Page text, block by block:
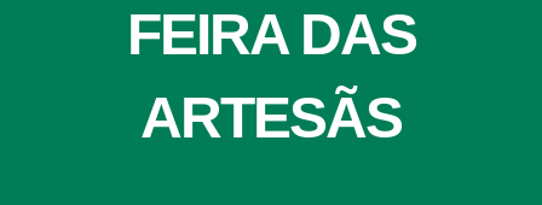
FEIRA DAS
ARTESÃS